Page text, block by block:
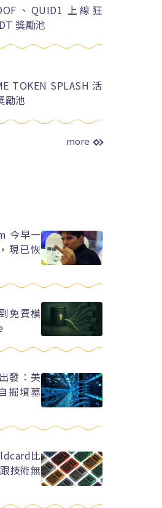
、QUID1 上線狂
獎勵池
TOKEN SPLASH 活
勵池
more
今早一
現已恢
免費模
發：美
掘墳墓
比
技術無